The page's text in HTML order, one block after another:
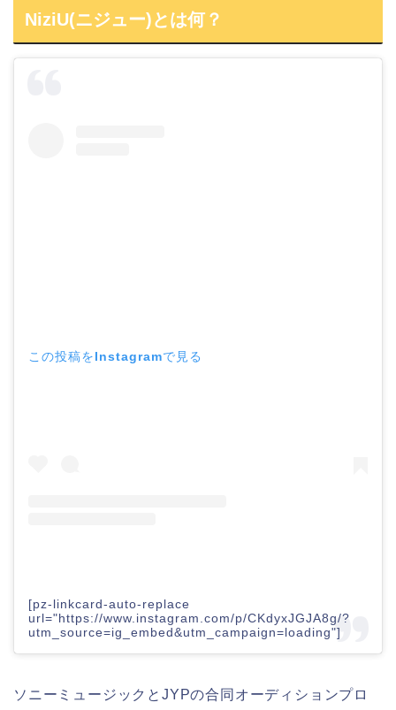
NiziU(ニジュー)とは何？
この投稿をInstagramで見る
[pz-linkcard-auto-replace
url="https://www.instagram.com/p/CKdyxJGJA8g/?
utm_source=ig_embed&utm_campaign=loading"]
ソニーミュージックとJYPの合同オーディションプロ